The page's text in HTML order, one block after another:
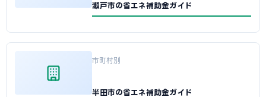
瀬戸市の省エネ補助金ガイド
市町村別
半田市の省エネ補助金ガイド